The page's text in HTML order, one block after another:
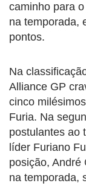
caminho para
na temporada,
pontos.
Na
Alliance GP
cinco
Furia. Na
postulantes ao
líder Furiano
posição, André
na temporada,